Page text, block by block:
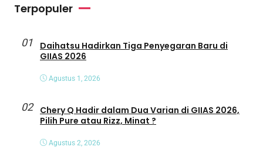
Terpopuler
01
Daihatsu Hadirkan Tiga Penyegaran Baru di
GIIAS 2026
Agustus 1, 2026
02
Chery Q Hadir dalam Dua Varian di GIIAS 2026,
Pilih Pure atau Rizz, Minat ?
Agustus 2, 2026